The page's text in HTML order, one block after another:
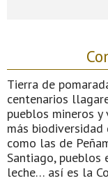
Tierra de
centenarios
pueblos mineros
más
como las de
Santiago, pueblos
leche… así es la